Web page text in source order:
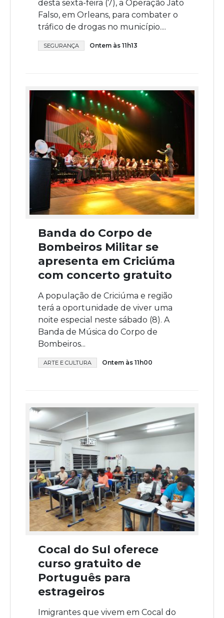
desta sexta-feira (7), a Operação Jato
Falso, em Orleans, para combater o
tráfico de drogas no município....
SEGURANÇA Ontem às 11h13
Banda do Corpo de
Bombeiros Militar se
apresenta em Criciúma
com concerto gratuito
A população de Criciúma e região
terá a oportunidade de viver uma
noite especial neste sábado (8). A
Banda de Música do Corpo de
Bombeiros...
ARTE E CULTURA Ontem às 11h00
Cocal do Sul oferece
curso gratuito de
Português para
estrageiros
Imigrantes que vivem em Cocal do